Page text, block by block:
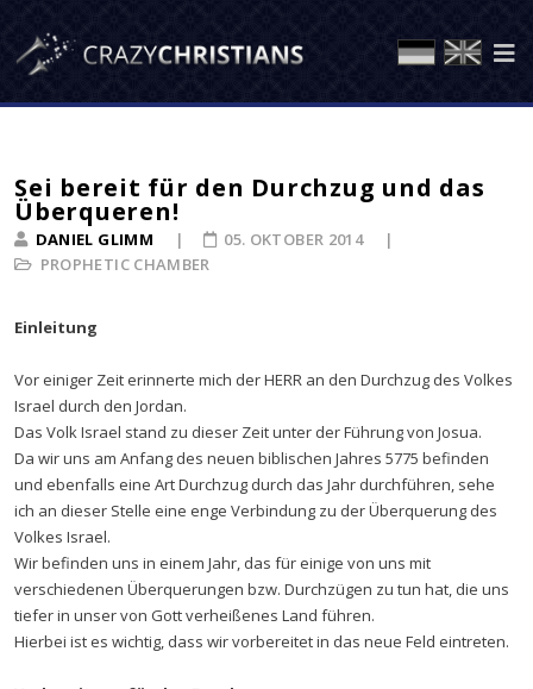
Sei bereit für den Durchzug und das
Überqueren!
DANIEL GLIMM
PROPHETIC CHAMBER
05. OKTOBER 2014
Einleitung
Vor einiger Zeit erinnerte mich der HERR an den Durchzug des Volkes
Israel durch den Jordan.
Das Volk Israel stand zu dieser Zeit unter der Führung von Josua.
Da wir uns am Anfang des neuen biblischen Jahres 5775 befinden
und ebenfalls eine Art Durchzug durch das Jahr durchführen, sehe
ich an dieser Stelle eine enge Verbindung zu der Überquerung des
Volkes Israel.
Wir befinden uns in einem Jahr, das für einige von uns mit
verschiedenen Überquerungen bzw. Durchzügen zu tun hat, die uns
tiefer in unser von Gott verheißenes Land führen.
Hierbei ist es wichtig, dass wir vorbereitet in das neue Feld eintreten.